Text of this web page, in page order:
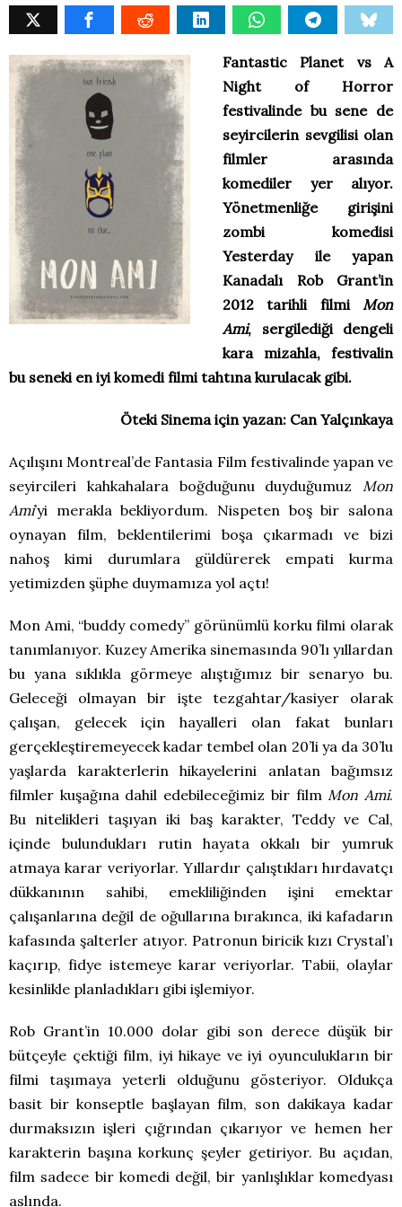
Fantastic Planet vs A
Night of Horror
festivalinde bu sene de
seyircilerin sevgilisi olan
filmler arasında
komediler yer alıyor.
Yönetmenliğe girişini
zombi komedisi
Yesterday ile yapan
Kanadalı Rob Grant’in
2012 tarihli filmi Mon
Ami, sergilediği dengeli
kara mizahla, festivalin
bu seneki en iyi komedi filmi tahtına kurulacak gibi.
Öteki Sinema için yazan: Can Yalçınkaya
Açılışını Montreal’de Fantasia Film festivalinde yapan ve
seyircileri kahkahalara boğduğunu duyduğumuz Mon
Ami’yi merakla bekliyordum. Nispeten boş bir salona
oynayan film, beklentilerimi boşa çıkarmadı ve bizi
nahoş kimi durumlara güldürerek empati kurma
yetimizden şüphe duymamıza yol açtı!
Mon Ami, “buddy comedy” görünümlü korku filmi olarak
tanımlanıyor. Kuzey Amerika sinemasında 90’lı yıllardan
bu yana sıklıkla görmeye alıştığımız bir senaryo bu.
Geleceği olmayan bir işte tezgahtar/kasiyer olarak
çalışan, gelecek için hayalleri olan fakat bunları
gerçekleştiremeyecek kadar tembel olan 20’li ya da 30’lu
yaşlarda karakterlerin hikayelerini anlatan bağımsız
filmler kuşağına dahil edebileceğimiz bir film Mon Ami.
Bu nitelikleri taşıyan iki baş karakter, Teddy ve Cal,
içinde bulundukları rutin hayata okkalı bir yumruk
atmaya karar veriyorlar. Yıllardır çalıştıkları hırdavatçı
dükkanının sahibi, emekliliğinden işini emektar
çalışanlarına değil de oğullarına bırakınca, iki kafadarın
kafasında şalterler atıyor. Patronun biricik kızı Crystal’ı
kaçırıp, fidye istemeye karar veriyorlar. Tabii, olaylar
kesinlikle planladıkları gibi işlemiyor.
Rob Grant’in 10.000 dolar gibi son derece düşük bir
bütçeyle çektiği film, iyi hikaye ve iyi oyunculukların bir
filmi taşımaya yeterli olduğunu gösteriyor. Oldukça
basit bir konseptle başlayan film, son dakikaya kadar
durmaksızın işleri çığrından çıkarıyor ve hemen her
karakterin başına korkunç şeyler getiriyor. Bu açıdan,
film sadece bir komedi değil, bir yanlışlıklar komedyası
aslında.